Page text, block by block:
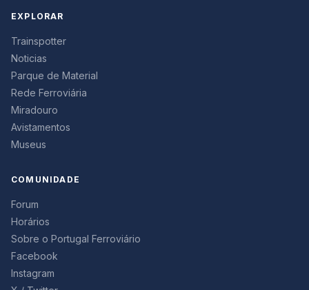
EXPLORAR
Trainspotter
Noticias
Parque de Material
Rede Ferroviária
Miradouro
Avistamentos
Museus
COMUNIDADE
Forum
Horários
Sobre o Portugal Ferroviário
Facebook
Instagram